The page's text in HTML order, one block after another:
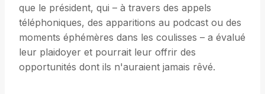
que le président, qui – à travers des appels
téléphoniques, des apparitions au podcast ou des
moments éphémères dans les coulisses – a évalué
leur plaidoyer et pourrait leur offrir des
opportunités dont ils n'auraient jamais rêvé.